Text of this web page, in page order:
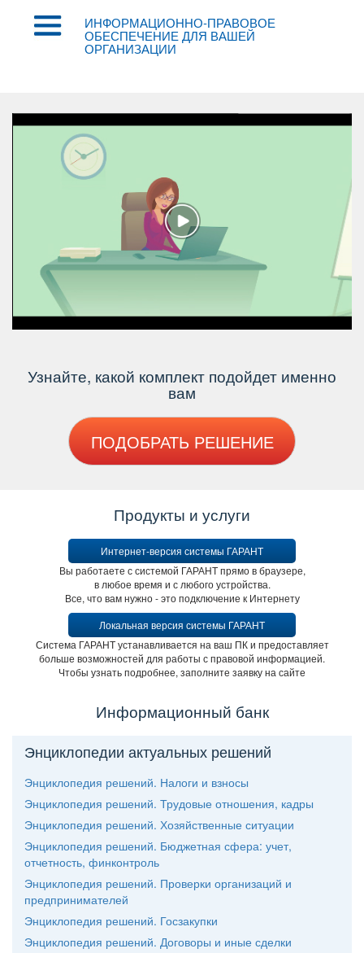
ИНФОРМАЦИОННО-ПРАВОВОЕ
ОБЕСПЕЧЕНИЕ ДЛЯ ВАШЕЙ
ОРГАНИЗАЦИИ
Узнайте, какой комплект подойдет именно
ам
ПОДОБРАТЬ РЕШЕНИЕ
Продукты и услуги
Интернет-версия системы ГАРАНТ
ы работаете с системой ГАРАНТ прямо в браузере,
любое время и с любого устройства.
се, что вам нужно - это подключение к Интернету
Локальная версия системы ГАРАНТ
Система ГАРАНТ устанавливается на ваш ПК и предоставляет
ольше возможностей для работы с правовой информацией.
Чтобы узнать подробнее, заполните заявку на сайте
Информационный банк
Энциклопедии актуальных решений
Энциклопедия решений. Налоги и взносы
Энциклопедия решений. Трудовые отношения, кадры
Энциклопедия решений. Хозяйственные ситуации
Энциклопедия решений. Бюджетная сфера: учет,
отчетность, финконтроль
Энциклопедия решений. Проверки организаций и
предпринимателей
Энциклопедия решений. Госзакупки
Энциклопедия решений. Договоры и иные сделки